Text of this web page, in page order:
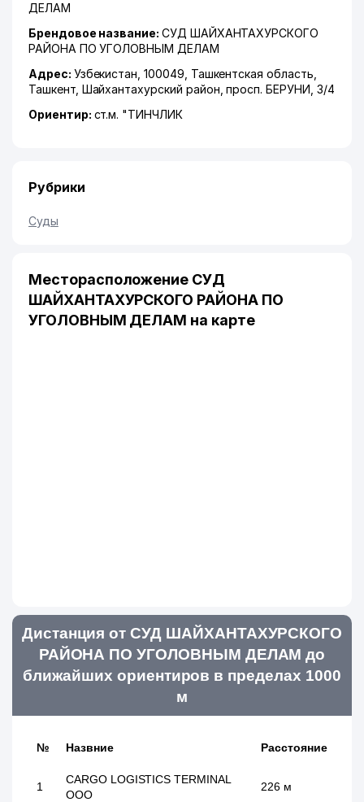
ДЕЛАМ
Брендовое название: СУД ШАЙХАНТАХУРСКОГО
РАЙОНА ПО УГОЛОВНЫМ ДЕЛАМ
Адрес: Узбекистан, 100049, Ташкентская область
Ташкент, Шайхантахурский район ,просп. БЕРУНИ , 3/4
Ориентир: ст.м. "ТИНЧЛИК
Рубрики
Суды
Месторасположение СУД
ШАЙХАНТАХУРСКОГО РАЙОНА ПО
УГОЛОВНЫМ ДЕЛАМ на карте
Дистанция от СУД ШАЙХАНТАХУРСКОГО
РАЙОНА ПО УГОЛОВНЫМ ДЕЛАМ до
ближайших ориентиров в пределах 1000
м
№ Назвние Расстояние
1
CARGO LOGISTICS TERMINAL
ООО
226 м